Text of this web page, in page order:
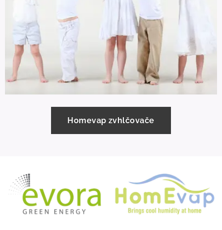
Homevap zvhlčovače